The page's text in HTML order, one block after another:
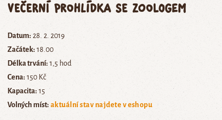
Večerní prohlídka se zoologem
Datum: 28. 2. 2019
Začátek: 18.00
Délka trvání: 1,5 hod
Cena: 150 Kč
Kapacita: 15
Volných míst: aktuální stav najdete v eshopu